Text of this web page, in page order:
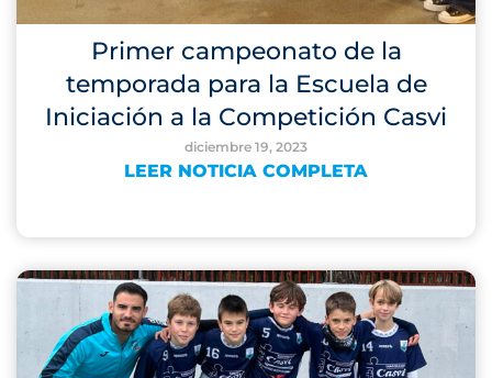
Primer campeonato de la
temporada para la Escuela de
Iniciación a la Competición Casvi
diciembre 19, 2023
LEER NOTICIA COMPLETA